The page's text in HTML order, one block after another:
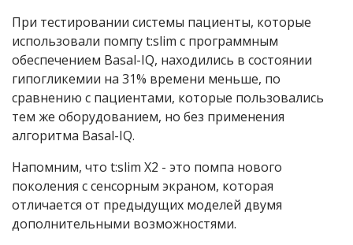
При тестировании системы пациенты, которые
использовали помпу t:slim с программным
обеспечением Basal-IQ, находились в состоянии
гипогликемии на 31% времени меньше, по
сравнению с пациентами, которые пользовались
тем же оборудованием, но без применения
алгоритма Basal-IQ.
Напомним, что t:slim X2 - это помпа нового
поколения с сенсорным экраном, которая
отличается от предыдущих моделей двумя
дополнительными возможностями.